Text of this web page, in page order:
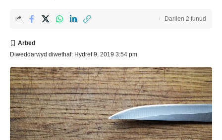
Diweddarwyd diwethaf: Hydref 9, 2019 3:54 pm
Darllen 2 funud